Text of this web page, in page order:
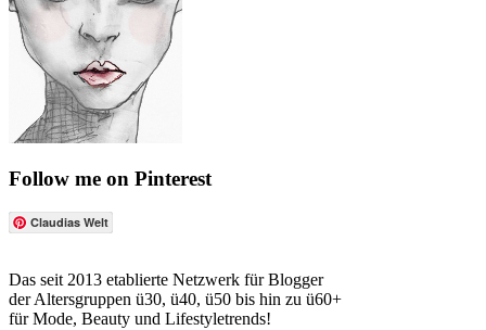
Follow me on Pinterest
Claudias Welt
Das seit 2013 etablierte Netzwerk für Blogger
der Altersgruppen ü30, ü40, ü50 bis hin zu ü60+
für Mode, Beauty und Lifestyletrends!